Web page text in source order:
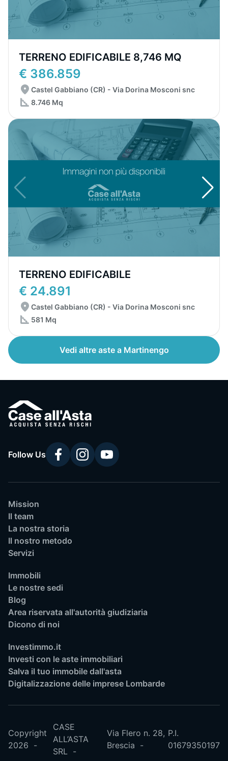
TERRENO EDIFICABILE 8,746 MQ
€ 386.859
Castel Gabbiano (CR) - Via Dorina Mosconi snc
8.746 Mq
TERRENO EDIFICABILE
€ 24.891
Castel Gabbiano (CR) - Via Dorina Mosconi snc
581 Mq
Vedi altre aste a Martinengo
Follow Us
Mission
Il team
La nostra storia
Il nostro metodo
Servizi
Immobili
Le nostre sedi
Blog
Area riservata all'autorità giudiziaria
Dicono di noi
Investimmo.it
Investi con le aste immobiliari
Salva il tuo immobile dall'asta
Digitalizzazione delle imprese Lombarde
Copyright
2026
CASE
ALL’ASTA
SRL
Via Flero n. 28,
Brescia
P.I.
01679350197